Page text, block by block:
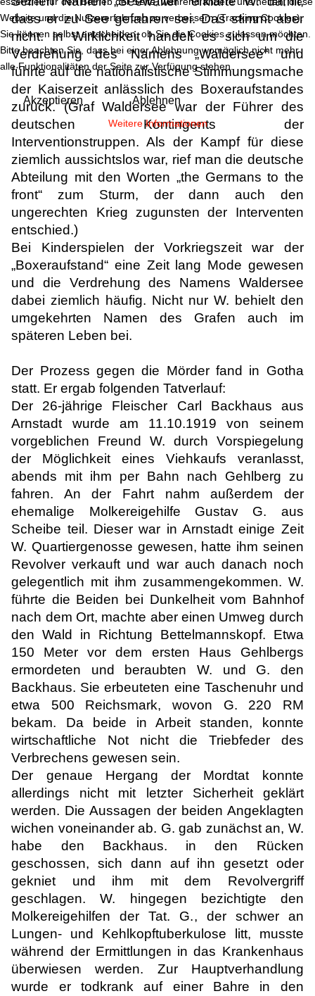
dass er zu See gefahren sei. Das stimmt aber
nicht. In Wirklichkeit handelt es sich um die
Verdrehung des Namens „Waldersee“ und
führte auf die nationalistische Stimmungsmache
der Kaiserzeit anlässlich des Boxeraufstandes
zurück. (Graf Waldersee war der Führer des
deutschen Kontingents der
Interventionstruppen. Als der Kampf für diese
ziemlich aussichtslos war, rief man die deutsche
Abteilung mit den Worten „the Germans to the
front“ zum Sturm, der dann auch den
ungerechten Krieg zugunsten der Interventen
entschied.)
Bei Kinderspielen der Vorkriegszeit war der
„Boxeraufstand“ eine Zeit lang Mode gewesen
und die Verdrehung des Namens Waldersee
dabei ziemlich häufig. Nicht nur W. behielt den
umgekehrten Namen des Grafen auch im
späteren Leben bei.
Der Prozess gegen die Mörder fand in Gotha
statt. Er ergab folgenden Tatverlauf:
Der 26-jährige Fleischer Carl Backhaus aus
Arnstadt wurde am 11.10.1919 von seinem
vorgeblichen Freund W. durch Vorspiegelung
der Möglichkeit eines Viehkaufs veranlasst,
abends mit ihm per Bahn nach Gehlberg zu
fahren. An der Fahrt nahm außerdem der
ehemalige Molkereigehilfe Gustav G. aus
Scheibe teil. Dieser war in Arnstadt einige Zeit
W. Quartiergenosse gewesen, hatte ihm seinen
Revolver verkauft und war auch danach noch
gelegentlich mit ihm zusammengekommen. W.
führte die Beiden bei Dunkelheit vom Bahnhof
nach dem Ort, machte aber einen Umweg durch
den Wald in Richtung Bettelmannskopf. Etwa
150 Meter vor dem ersten Haus Gehlbergs
ermordeten und beraubten W. und G. den
Backhaus. Sie erbeuteten eine Taschenuhr und
etwa 500 Reichsmark, wovon G. 220 RM
bekam. Da beide in Arbeit standen, konnte
wirtschaftliche Not nicht die Triebfeder des
Verbrechens gewesen sein.
Der genaue Hergang der Mordtat konnte
allerdings nicht mit letzter Sicherheit geklärt
werden. Die Aussagen der beiden Angeklagten
wichen voneinander ab. G. gab zunächst an, W.
habe den Backhaus. in den Rücken
geschossen, sich dann auf ihn gesetzt oder
gekniet und ihm mit dem Revolvergriff
geschlagen. W. hingegen bezichtigte den
Molkereigehilfen der Tat. G., der schwer an
Lungen- und Kehlkopftuberkulose litt, musste
während der Ermittlungen in das Krankenhaus
überwiesen werden. Zur Hauptverhandlung
wurde er todkrank auf einer Bahre in den
Website und die Nutzererfahrung zu verbessern (Tracking Cookies).
Sie können selbst entscheiden, ob Sie die Cookies zulassen möchten.
Bitte beachten Sie, dass bei einer Ablehnung womöglich nicht mehr
alle Funktionalitäten der Seite zur Verfügung stehen.
Akzeptieren Ablehnen
Weitere Informationen